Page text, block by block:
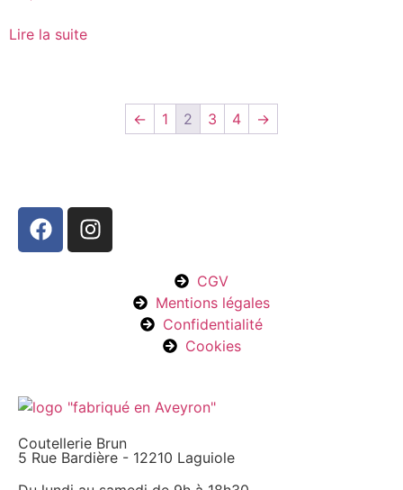
Lire la suite
← 1 2 3 4 →
CGV
Mentions légales
Confidentialité
Cookies
Coutellerie Brun
5 Rue Bardière - 12210 Laguiole